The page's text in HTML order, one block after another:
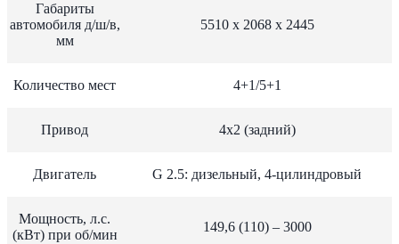
Габариты
автомобиля д/ш/в,
мм
5510 х 2068 х 2445
Количество мест 4+1/5+1
Привод 4х2 (задний)
Двигатель G 2.5: дизельный, 4-цилиндровый
Мощность, л.с.
(кВт) при об/мин
149,6 (110) – 3000